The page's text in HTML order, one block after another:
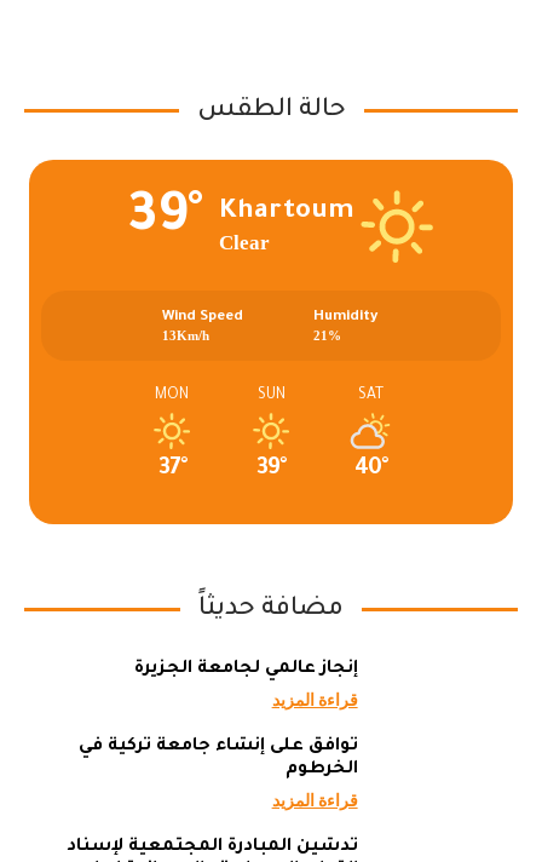
حالة الطقس
Khartoum
Clear
39°
Humidity
21%
Wind Speed
13Km/h
SAT
40°
SUN
39°
MON
37°
مضافة حديثاً
إنجاز عالمي لجامعة الجزيرة
قراءة المزيد
توافق على إنشاء جامعة تركية في
الخرطوم
قراءة المزيد
تدشين المبادرة المجتمعية لإسناد